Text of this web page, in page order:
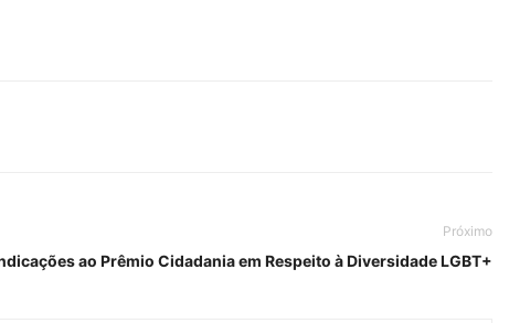
Próximo
ao Prêmio Cidadania em Respeito à Diversidade LGBT+